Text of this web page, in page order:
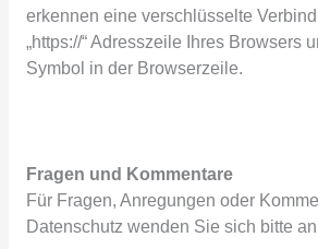
erkennen eine verschlüsselte
„https://“ Adresszeile Ihres Browsers
Symbol in der Browserzeile.
Fragen und Kommentare
Für Fragen, Anregungen oder
Datenschutz wenden Sie sich bitte